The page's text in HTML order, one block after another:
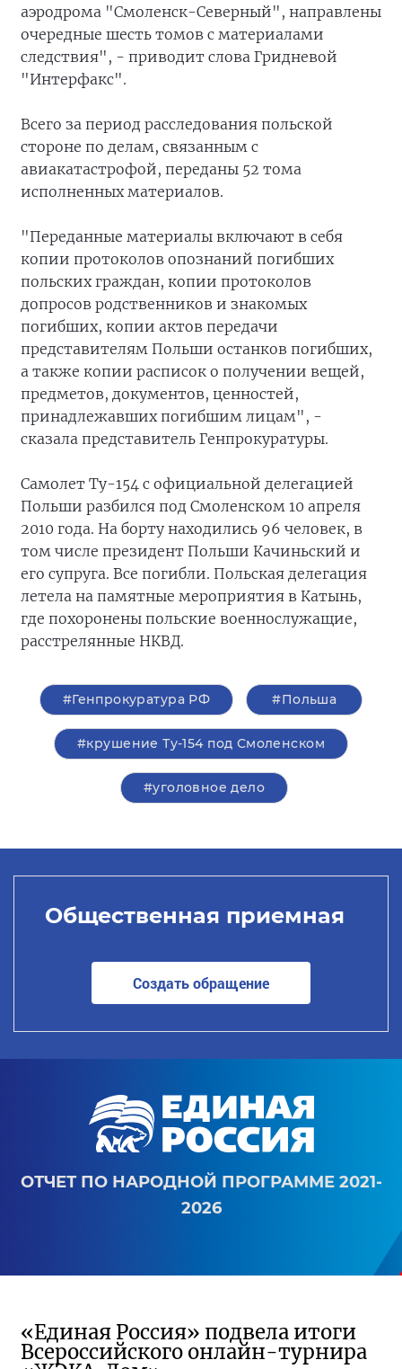
аэродрома "Смоленск-Северный", направлены
очередные шесть томов с материалами
следствия", - приводит слова Гридневой
"Интерфакс".
Всего за период расследования польской
стороне по делам, связанным с
авиакатастрофой, переданы 52 тома
исполненных материалов.
"Переданные материалы включают в себя
копии протоколов опознаний погибших
польских граждан, копии протоколов
допросов родственников и знакомых
погибших, копии актов передачи
представителям Польши останков погибших,
а также копии расписок о получении вещей,
предметов, документов, ценностей,
принадлежавших погибшим лицам", -
сказала представитель Генпрокуратуры.
Самолет Ту-154 с официальной делегацией
Польши разбился под Смоленском 10 апреля
2010 года. На борту находились 96 человек, в
том числе президент Польши Качиньский и
его супруга. Все погибли. Польская делегация
летела на памятные мероприятия в Катынь,
где похоронены польские военнослужащие,
расстрелянные НКВД.
#Генпрокуратура РФ #Польша
#крушение Ту-154 под Смоленском
#уголовное дело
Общественная приемная
Создать обращение
ОТЧЕТ ПО НАРОДНОЙ ПРОГРАММЕ 2021-
2026
«Единая Россия» подвела итоги
Всероссийского онлайн-турнира